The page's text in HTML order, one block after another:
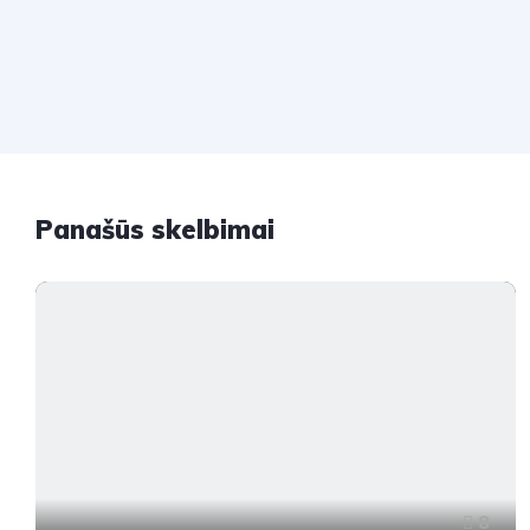
Panašūs skelbimai
8